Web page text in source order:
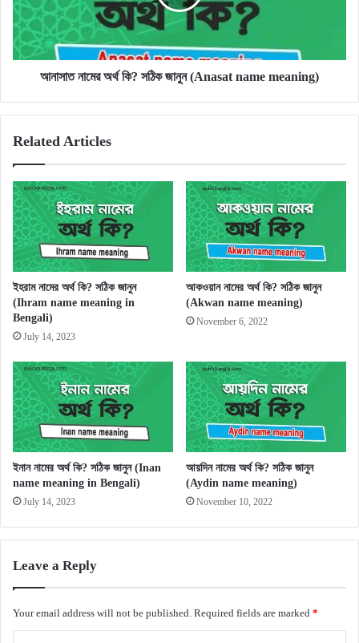
জানুন
(Anasat
name
meaning)
আনাসাত নামের অর্থ কি? সঠিক জানুন (Anasat name meaning)
Related Articles
ইহরাম নামের অর্থ কি? সঠিক জানুন
(Ihram name meaning in
Bengali)
July 14, 2023
আকওয়ান নামের অর্থ কি? সঠিক জানুন
(Akwan name meaning)
November 6, 2022
ইনান নামের অর্থ কি? সঠিক জানুন (Inan
name meaning in Bengali)
July 14, 2023
আয়দিন নামের অর্থ কি? সঠিক জানুন
(Aydin name meaning)
November 10, 2022
Leave a Reply
Your email address will not be published. Required fields are marked *